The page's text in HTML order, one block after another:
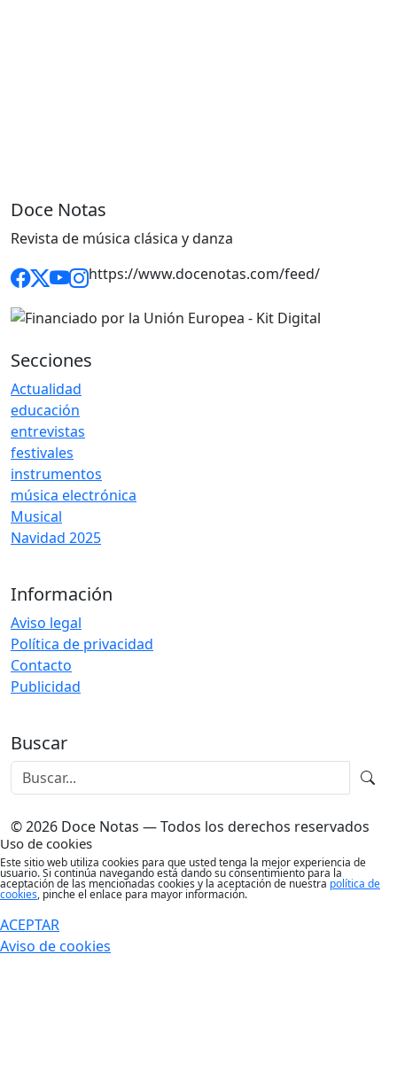
Doce Notas
Revista de música clásica y danza
https://www.docenotas.com/feed/
Secciones
Actualidad
educación
entrevistas
festivales
instrumentos
música electrónica
Musical
Navidad 2025
Información
Aviso legal
Política de privacidad
Contacto
Publicidad
Buscar
© 2026 Doce Notas — Todos los derechos reservados
Uso de cookies
Este sitio web utiliza cookies para que usted tenga la mejor experiencia de
usuario. Si continúa navegando está dando su consentimiento para la
aceptación de las mencionadas cookies y la aceptación de nuestra política de
cookies, pinche el enlace para mayor información.
ACEPTAR
Aviso de cookies